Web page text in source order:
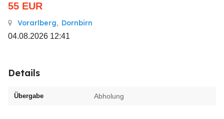
55 EUR
Vorarlberg, Dornbirn
04.08.2026 12:41
Details
Übergabe Abholung